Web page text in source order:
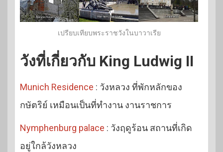
เปรียบเทียบพระราชวังในบาวาเรีย
วังที่เกี่ยวกับ King Ludwig II
Munich Residence : วังหลวง ที่พักหลักของ
กษัตริย์ เหมือนเป็นที่ทำงาน งานราชการ
Nymphenburg palace : วังฤดูร้อน สถานที่เกิด
อยู่ใกล้วังหลวง